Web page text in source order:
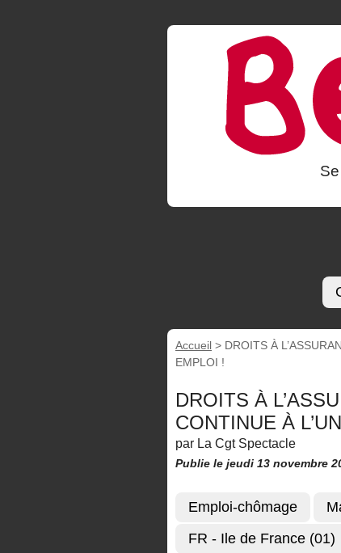
Accueil > DROITS À
EMPLOI !
DROITS À
CONTINUE À
par La Cgt Spectacle
Publie le jeudi 13 novembre
Emploi-chômage
FR - Ile de France (01)